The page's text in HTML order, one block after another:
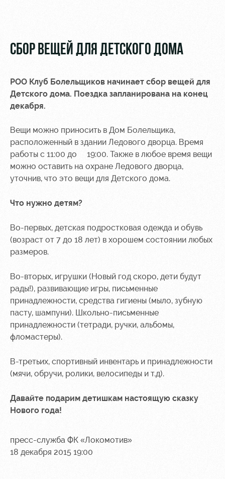
МГН
Арена
Организация
мероприятий
Аренда
Аренда
Ледовый
дворец
спортом
Старт
Локо-Лето
Академия
поступить
Контакты
для
болельщиков
Банковская
карта
«Локомотив»
Карта
Программа
лояльности
Информация
для
болельщиков
СБОР ВЕЩЕЙ ДЛЯ ДЕТСКОГО ДОМА
РОО Клуб Болельщиков начинает сбор вещей для
Детского дома. Поездка запланирована на конец
декабря.
Вещи можно приносить в Дом Болельщика,
расположенный в здании Ледового дворца. Время
работы с 11:00 до 19:00. Также в любое время вещи
можно оставить на охране Ледового дворца,
уточнив, что это вещи для Детского дома.
Что нужно детям?
Во-первых, детская подростковая одежда и обувь
(возраст от 7 до 18 лет) в хорошем состоянии любых
размеров.
Во-вторых, игрушки (Новый год скоро, дети будут
рады!), развивающие игры, письменные
принадлежности, средства гигиены (мыло, зубную
пасту, шампуни). Школьно-письменные
принадлежности (тетради, ручки, альбомы,
фломастеры).
В-третьих, спортивный инвентарь и принадлежности
(мячи, обручи, ролики, велосипеды и т.д).
Давайте подарим детишкам настоящую сказку
Нового года!
пресс-служба ФК «Локомотив»
18 декабря 2015 19:00